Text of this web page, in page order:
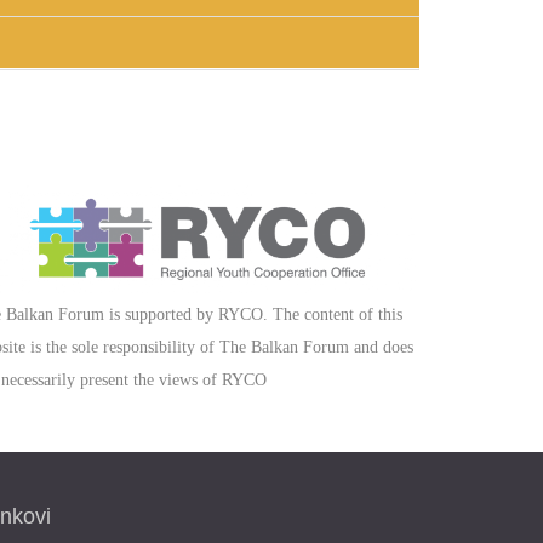
Državni Sekretarijat SAD
je rukovodio tri godine. Institut GAP je
ekonomije na Američkom Univerzitetu na
Gdin. Ahmeti ima diplomu Bachelor iz
u Kennedy School of Government pri
iz oblasti Odbrane, sa Filozofskog
u Skoplju. Od 1991. do 1996. godine,
od 1998. do 2001. godine, bio je tehnički
predsednik Opštinske Organizacije - Centar.
Balkan Forum is supported by RYCO. The content of this
is the sole responsibility of The Balkan Forum and does
present the views of RYCO